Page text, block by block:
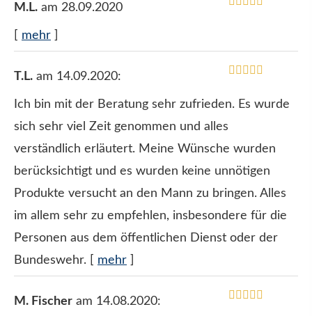
M.L. am 28.09.2020
mehr
T.L. am 14.09.2020:
Ich bin mit der Beratung sehr zufrieden. Es wurde
sich sehr viel Zeit genommen und alles
verständlich erläutert. Meine Wünsche wurden
berücksichtigt und es wurden keine unnötigen
Produkte versucht an den Mann zu bringen. Alles
im allem sehr zu empfehlen, insbesondere für die
Per­sonen aus dem öffentlichen Dienst oder der
Bundeswehr.
mehr
M. Fischer am 14.08.2020: